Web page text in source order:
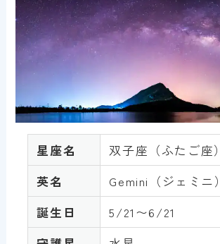
星座名
双子座（ふたご座）
英名
Gemini（ジェミニ）
誕生日
5/21〜6/21